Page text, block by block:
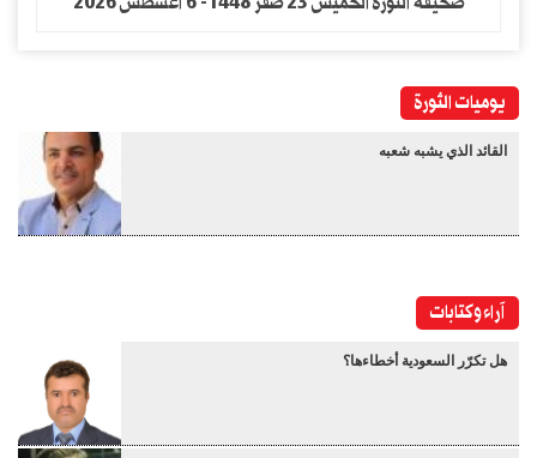
يوميات الثورة
القائد الذي يشبه شعبه
آراء وكتابات
هل تكرّر السعودية أخطاءها؟